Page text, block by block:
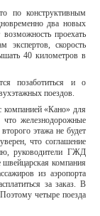
по конструктивным
два новых
проехать
экспертов, скорость
40 километров в
позаботиться и о
поездов.
«Кано» для
что железнодорожные
этажа не будет
что соглашение
руководители ГЖД
компания
из аэропорта
за заказ. В
четыре поезда